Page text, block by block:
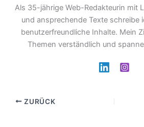
Als 35-jährige Web-Redakteurin mit
und ansprechende Texte schreibe
benutzerfreundliche Inhalte. Mein
Themen verständlich und
ZURÜCK